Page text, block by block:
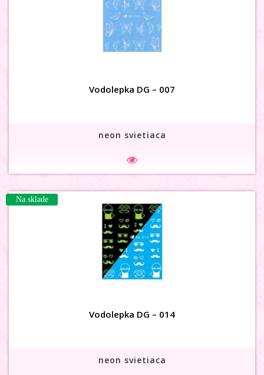
Vodolepka DG – 007
neon svietiaca
Na sklade
Vodolepka DG – 014
neon svietiaca